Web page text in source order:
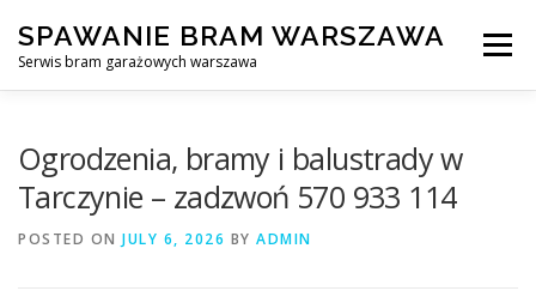
content
SPAWANIE BRAM WARSZAWA
Serwis bram garażowych warszawa
Menu
Ogrodzenia, bramy i balustrady w
Tarczynie – zadzwoń 570 933 114
POSTED ON JULY 6, 2026 BY ADMIN